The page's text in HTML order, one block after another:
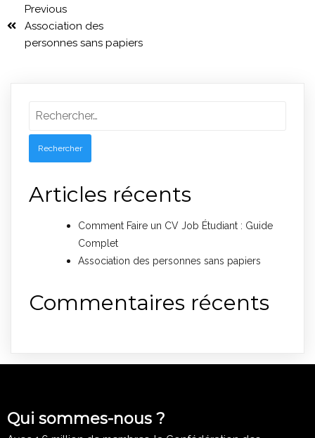
Previous
Association des
personnes sans papiers
Rechercher :
Articles récents
Comment Faire un CV Job Étudiant : Guide
Complet
Association des personnes sans papiers
Commentaires récents
Qui sommes-nous ?